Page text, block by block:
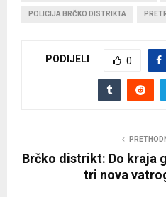
POLICIJA BRČKO DISTRIKTA
PODIJELI 0
Brčko distrikt: Do kraja
tri nova